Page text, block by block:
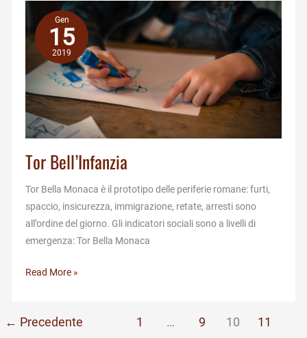
Gen
15
2019
Tor Bell’Infanzia
Tor Bella Monaca è il prototipo delle periferie romane: furti,
spaccio, insicurezza, immigrazione, retate, arresti sono
all’ordine del giorno. Gli indicatori sociali sono a livelli di
emergenza: Tor Bella Monaca
Tor
Read More »
← Precedente 1 … 9 10 11